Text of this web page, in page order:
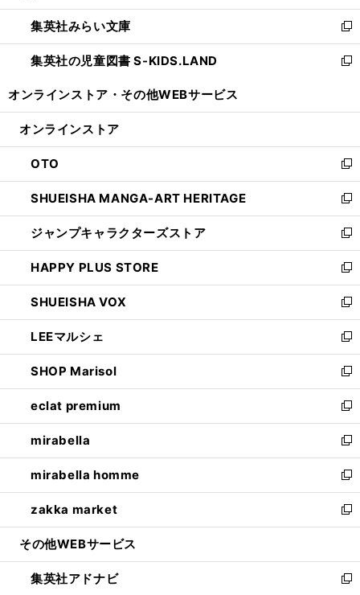
開
く
ウ
で
開
く
ン
ド
ウ
で
ウ
ィ
ン
ド
開
集英社みらい文庫
新
し
い
ン
ウ
で
開
く
集英社の児童図書 S-KIDS.LAND
新
ウ
ン
ド
ウ
で
開
く
オンラインストア・ その他WEBサービス
オンラインストア
OTO
新
し
い
ウ
ィ
ン
ド
ウ
で
開
く
SHUEISHA MANGA-ART HERITAGE
新
し
い
ウ
ィ
ン
ド
ウ
で
開
く
ジャンプキャラクターズストア
新
し
い
ウ
ィ
ン
ド
ウ
で
開
く
HAPPY PLUS STORE
新
し
い
ウ
ィ
ン
ド
ウ
で
開
く
SHUEISHA VOX
新
し
い
ウ
ィ
ン
ド
ウ
で
開
く
LEEマルシェ
新
し
い
ウ
ィ
ン
ド
ウ
で
開
く
SHOP Marisol
新
し
い
ウ
ィ
ン
ド
ウ
で
開
eclat premium
新
し
い
ウ
ィ
ン
ド
ウ
開
く
mirabella
新
し
い
ウ
ィ
ン
ウ
で
mirabella homme
新
し
い
ウ
ン
ド
zakka market
新
し
ウ
ィ
その他WEBサービス
集英社アドナビ
新